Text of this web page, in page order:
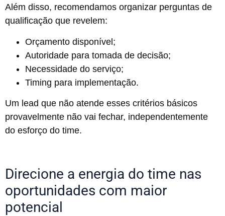
Além disso, recomendamos organizar perguntas de
qualificação que revelem:
Orçamento disponível;
Autoridade para tomada de decisão;
Necessidade do serviço;
Timing para implementação.
Um lead que não atende esses critérios básicos
provavelmente não vai fechar, independentemente
do esforço do time.
Direcione a energia do time nas
oportunidades com maior
potencial